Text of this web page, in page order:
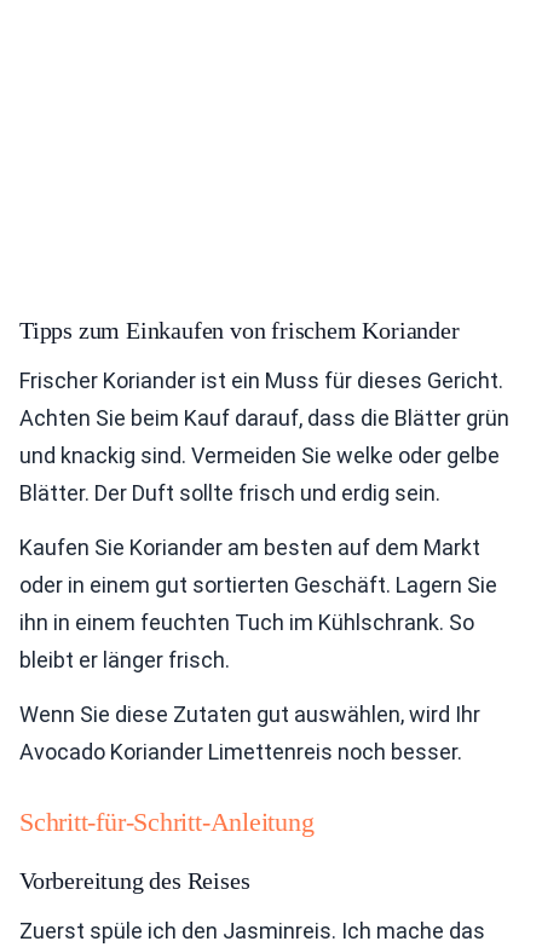
Tipps zum Einkaufen von frischem Koriander
Frischer Koriander ist ein Muss für dieses Gericht.
Achten Sie beim Kauf darauf, dass die Blätter grün
und knackig sind. Vermeiden Sie welke oder gelbe
Blätter. Der Duft sollte frisch und erdig sein.
Kaufen Sie Koriander am besten auf dem Markt
oder in einem gut sortierten Geschäft. Lagern Sie
ihn in einem feuchten Tuch im Kühlschrank. So
bleibt er länger frisch.
Wenn Sie diese Zutaten gut auswählen, wird Ihr
Avocado Koriander Limettenreis noch besser.
Schritt-für-Schritt-Anleitung
Vorbereitung des Reises
Zuerst spüle ich den Jasminreis. Ich mache das